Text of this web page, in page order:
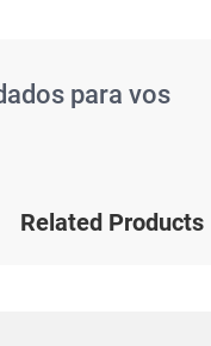
para vos
Related Products